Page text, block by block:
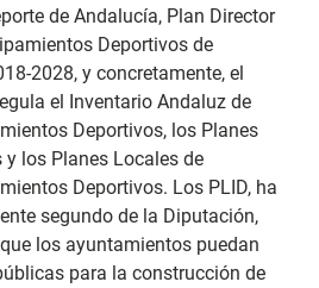
de Andalucía, Plan Director
Deportivos de
2028, y concretamente, el
el Inventario Andaluz de
Deportivos, los Planes
los Planes Locales de
Deportivos. Los PLID, ha
segundo de la Diputación,
los ayuntamientos puedan
para la construcción de